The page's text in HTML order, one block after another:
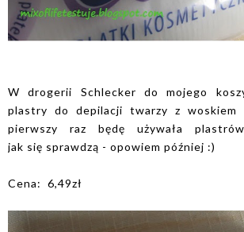
W drogerii Schlecker do mojego
plastry do depilacji twarzy z woskiem
pierwszy raz będę używała
jak się sprawdzą - opowiem później :)
Cena: 6,49zł